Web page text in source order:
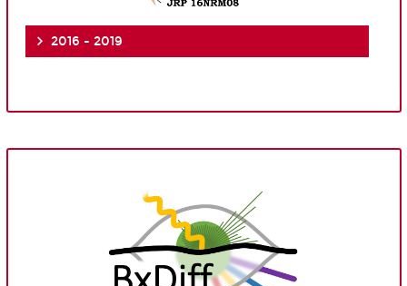
2016 - 2019